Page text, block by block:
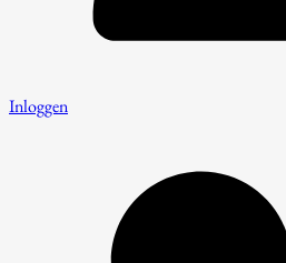
Inloggen